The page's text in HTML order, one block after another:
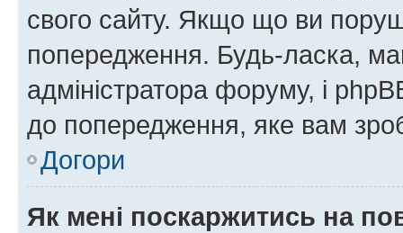
свого сайту. Якщо що ви
попередження. Будь-ласка,
адміністратора форуму, і
до попередження, яке вам
Догори
Як мені поскаржитись на